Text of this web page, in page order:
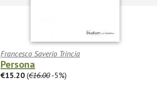
Francesco Saverio Trincia
Persona
€15.20 (€16.00-5%)